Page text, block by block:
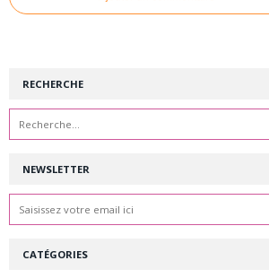
NEWSLETTER
RECHERCHE
CATÉGORIES